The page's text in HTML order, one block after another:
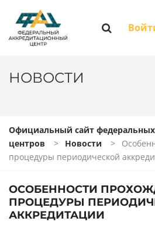
НОВОСТИ
Официальный сайт
центров
Новости
процедуры периодической
ОСОБЕННОСТИ
ПРОЦЕДУРЫ
АККРЕДИТАЦИИ
ГЛАВНАЯ
ОБЩАЯ
ВОЙТИ